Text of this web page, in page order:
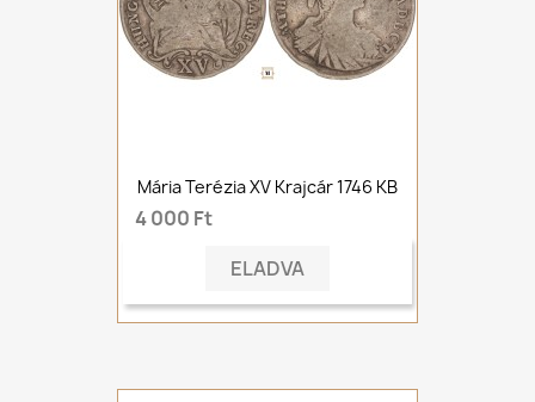
Mária Terézia XV Krajcár 1746 KB
4 000 Ft
ELADVA